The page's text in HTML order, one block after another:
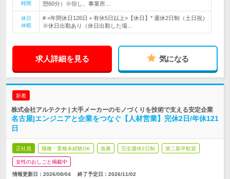
時間
憩60分）※但し、事業所…
休日
休暇
# <年間休日126日＋有休5日以上>【休日】* 週休2日制（土日祝）
※休日出勤あり（休日出勤した場…
求人詳細を見る 気になる
新着
株式会社アルテクナ | 大手メーカーのモノづくりを技術で支える安定企業
名古屋|エンジニアと企業をつなぐ【人材営業】完休2日/年休121
日
正社員 職種・業種未経験OK 急募 完全週休2日制 第二新卒歓迎
女性のおしごと掲載中
情報更新日：2026/08/04 終了予定日： 2026/11/02